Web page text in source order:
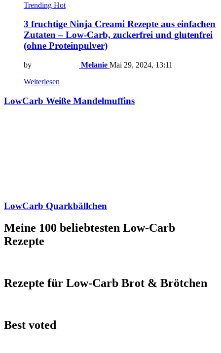
Trending Hot
3 fruchtige Ninja Creami Rezepte aus einfachen
Zutaten – Low-Carb, zuckerfrei und glutenfrei
(ohne Proteinpulver)
by Melanie Mai 29, 2024, 13:11
Weiterlesen
LowCarb Weiße Mandelmuffins
LowCarb Quarkbällchen
Meine 100 beliebtesten Low-Carb
Rezepte
Rezepte für Low-Carb Brot & Brötchen
Best voted